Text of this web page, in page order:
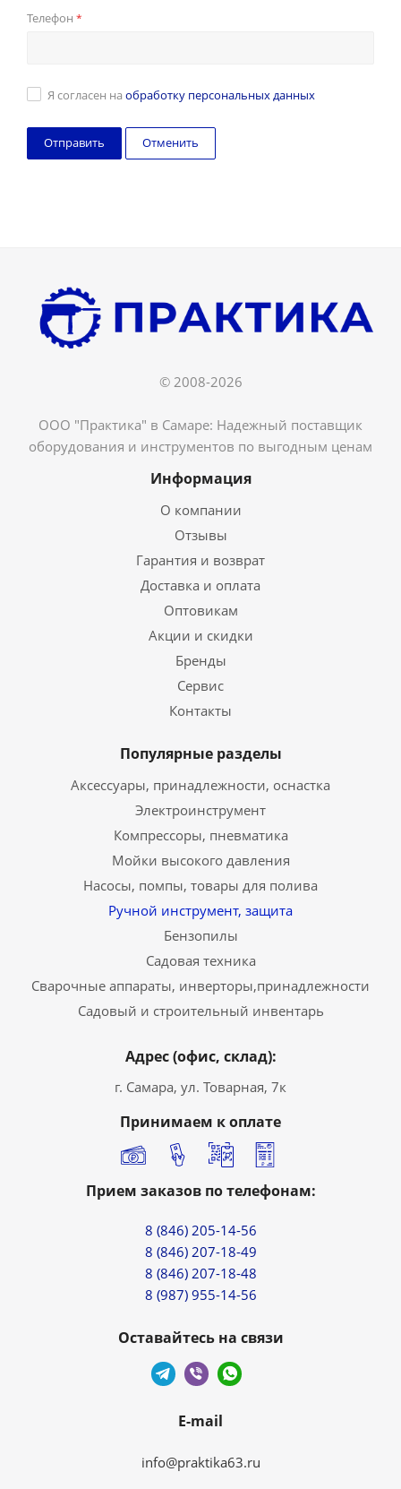
Телефон *
Я согласен на обработку персональных данных
Отменить
© 2008-2026
ООО "Практика" в Самаре: Надежный поставщик
оборудования и инструментов по выгодным ценам
Информация
О компании
Отзывы
Гарантия и возврат
Доставка и оплата
Оптовикам
Акции и скидки
Бренды
Сервис
Контакты
Популярные разделы
Аксессуары, принадлежности, оснастка
Электроинструмент
Компрессоры, пневматика
Мойки высокого давления
Насосы, помпы, товары для полива
Ручной инструмент, защита
Бензопилы
Садовая техника
Сварочные аппараты, инверторы,принадлежности
Садовый и строительный инвентарь
Адрес (офис, склад):
г. Самара, ул. Товарная, 7к
Принимаем к оплате
Прием заказов по телефонам:
8 (846) 205-14-56
8 (846) 207-18-49
8 (846) 207-18-48
8 (987) 955-14-56
Оставайтесь на связи
E-mail
info@praktika63.ru